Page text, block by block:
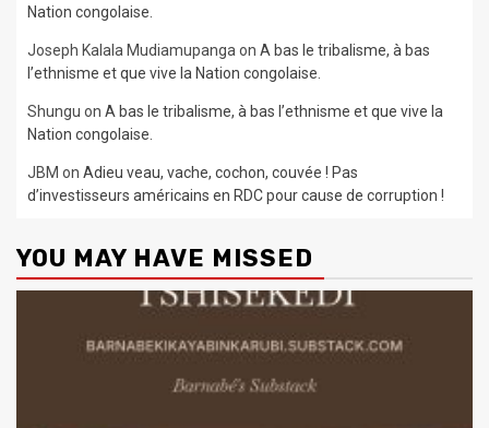
Nation congolaise.
Joseph Kalala Mudiamupangaon A bas le tribalisme, à bas
l’ethnisme et que vive la Nation congolaise.
Shungu on A bas le tribalisme, à bas l’ethnisme et que vive la
Nation congolaise.
JBM on Adieu veau, vache, cochon, couvée ! Pas
d’investisseurs américains en RDC pour cause de corruption !
YOU MAY HAVE MISSED